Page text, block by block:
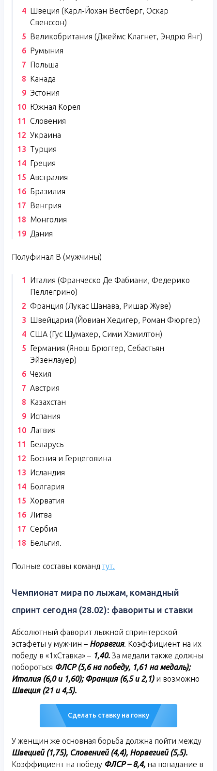
Швеция (Карл-Йохан Вестберг, Оскар
Свенссон)
Великобритания (Джеймс Клагнет, Эндрю Янг)
Румыния
Польша
Канада
Эстония
Южная Корея
Словения
Украина
Турция
Греция
Австралия
Бразилия
Венгрия
Монголия
Дания
Полуфинал B (мужчины)
Италия (Франческо Де Фабиани, Федерико
Пеллегрино)
Франция (Лукас Шанава, Ришар Жуве)
Швейцария (Йовиан Хедигер, Роман Фюргер)
США (Гус Шумахер, Сими Хэмилтон)
Германия (Янош Брюггер, Себастьян
Эйзенлауер)
Чехия
Австрия
Казахстан
Испания
Латвия
Беларусь
Босния и Герцеговина
Исландия
Болгария
Хорватия
Литва
Сербия
Бельгия.
Полные составы команд тут.
Чемпионат мира по лыжам, командный
спринт сегодня (28.02): фавориты и ставки
Абсолютный фаворит лыжной спринтерской
эстафеты у мужчин – Норвегия. Коэффициент на их
победу в «1хСтавка» – 1,40. За медали также должны
побороться ФЛСР (5,6 на победу, 1,61 на медаль);
Италия (6,0 и 1,60); Франция (6,5 и 2,1)и возможно
Швеция (21 и 4,5).
Сделать ставку на гонку
У женщин же основная борьба должна пойти между
Швецией (1,75), Словенией (4,4), Норвегией (5,5).
Коэффициент на победу ФЛСР – 8,4, на попадание в